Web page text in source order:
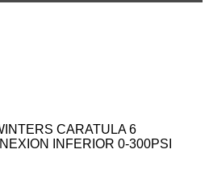
CARATULA 6
INFERIOR 0-300PSI